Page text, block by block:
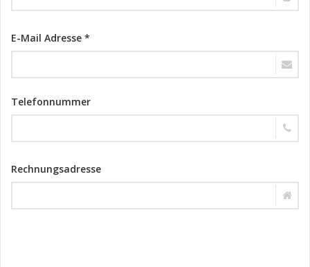
E-Mail Adresse *
Telefonnummer
Rechnungsadresse